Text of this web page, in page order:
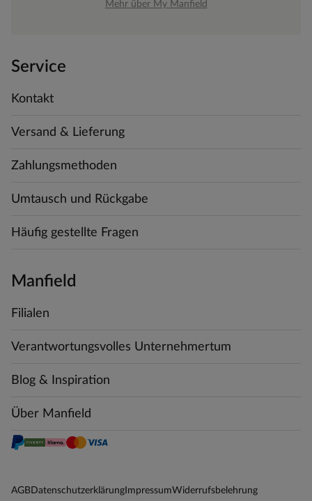
Mehr über My Manfield
Service
Kontakt
Versand & Lieferung
Zahlungsmethoden
Umtausch und Rückgabe
Häufig gestellte Fragen
Manfield
Filialen
Verantwortungsvolles Unternehmertum
Blog & Inspiration
Über Manfield
AGBDatenschutzerklärung ImpressumWiderrufsbelehrung